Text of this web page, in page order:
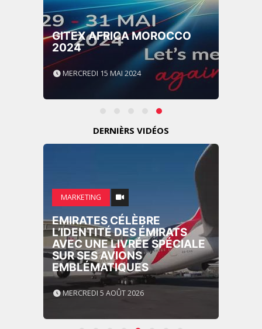
GITEX AFRICA MOROCCO
2024
MERCREDI 15 MAI 2024
DERNIÈRS VIDÉOS
MARKETING
EMIRATES CÉLÈBRE
L’IDENTITÉ DES ÉMIRATS
AVEC UNE LIVRÉE SPÉCIALE
SUR SES AVIONS
EMBLÉMATIQUES
MERCREDI 5 AOÛT 2026